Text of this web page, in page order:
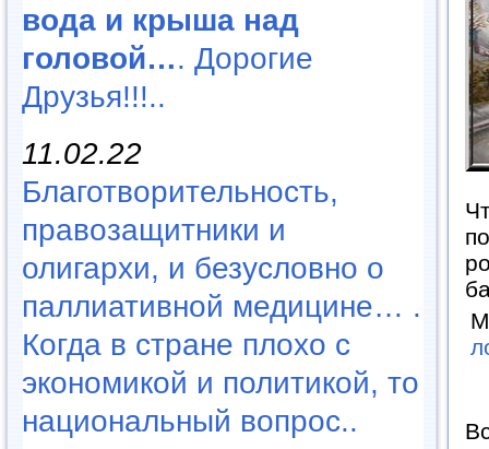
вода и крыша над
головой…. Дорогие
Друзья!!!..
11.02.22
Благотворительность,
правозащитники и
олигархи, и безусловно о
паллиативной медицине… .
Когда в стране плохо с
экономикой и политикой, то
национальный вопрос..